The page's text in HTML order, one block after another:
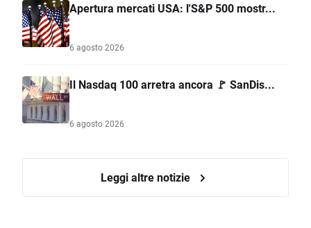
Apertura mercati USA: l'S&P 500 mostr...
6 agosto 2026
Il Nasdaq 100 arretra ancora 🚩 SanDis...
6 agosto 2026
Leggi altre notizie